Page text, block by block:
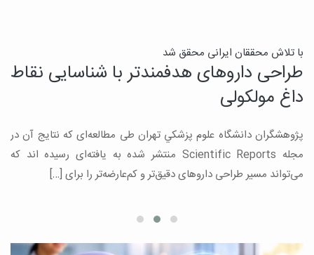
با تلاش محققان ایرانی محقق شد
طراحی داروهای هدفمندتر با شناسایی نقاط
داغ مولکولی
پژوهشگران دانشگاه علوم پزشكي تهران طی مطالعه‌ای که نتایج آن در
مجله Scientific Reports منتشر شده به یافته‌ای رسیده اند که
می‌تواند مسیر طراحی داروهای دقیق‌تر و کم‌عارضه‌تر را برای […]